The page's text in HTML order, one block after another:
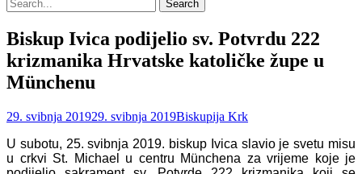
for:
Biskup Ivica podijelio sv. Potvrdu 222
krizmanika Hrvatske katoličke župe u
Münchenu
Posted
29. svibnja 201929. svibnja 2019Author
Biskupija Krk
U subotu, 25. svibnja 2019. biskup Ivica slavio je svetu misu
u crkvi St. Michael u centru Münchena za vrijeme koje je